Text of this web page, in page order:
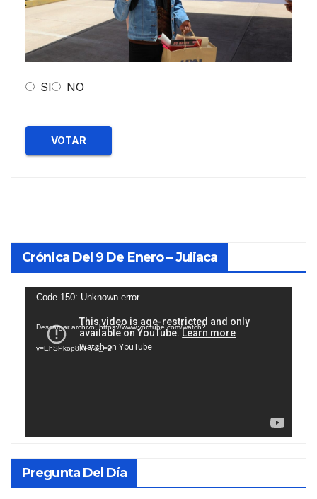
SI NO
VOTAR
Crónica Del 9 De Enero – Juliaca
Reproductor
vídeo
Code 150: Unknown error.
Descargar archivo: https://www.youtube.com/watch?
v=EhSPkop8KPY&_=2
Pregunta Del Día